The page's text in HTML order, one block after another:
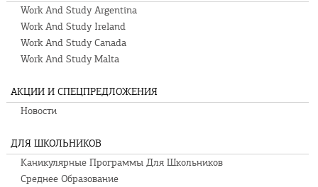
Work And Study Argentina
Work And Study Ireland
Work And Study Canada
Work And Study Malta
АКЦИИ И СПЕЦПРЕДЛОЖЕНИЯ
Новости
ДЛЯ ШКОЛЬНИКОВ
Каникулярные Программы Для Школьников
Среднее Образование